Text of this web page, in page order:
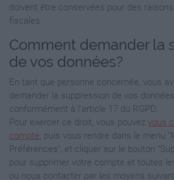
doivent être conservées pour des
fiscales.
Comment demander la
de vos données?
En tant que personne concernée, vous
demander la suppression de vos
conformément à l'article 17 du RGPD.
Pour exercer ce droit, vous pouvez vous
compte , puis vous rendre dans le menu
Préférences", et cliquer sur le bouton
pour supprimer votre compte et toutes
ou nous contacter par les moyens